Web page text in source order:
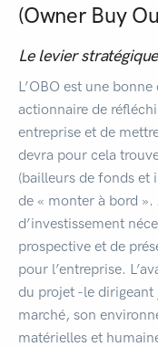
(Owner Buy
Le levier
L’OBO est une
actionnaire de
entreprise et de
devra pour cela
(bailleurs de fonds et
de « monter à bord
d’investissement
prospective et de
pour l’entreprise.
du projet -le
marché, son
matérielles et